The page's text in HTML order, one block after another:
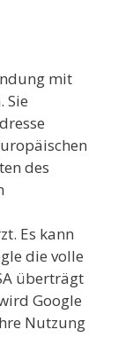
mit
Sie
des
Es kann
die volle
überträgt
Google
Nutzung